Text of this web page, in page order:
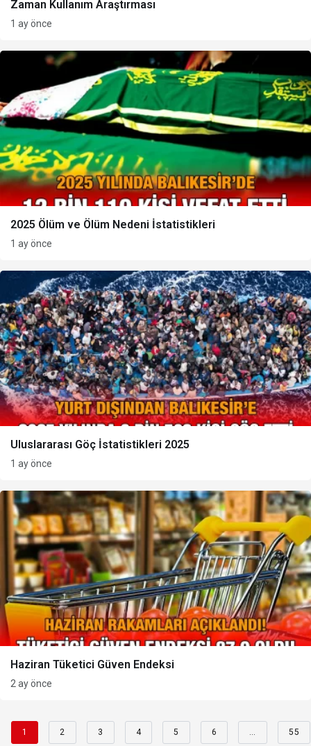
Zaman Kullanım Araştırması
1 ay önce
2025 Ölüm ve Ölüm Nedeni İstatistikleri
1 ay önce
Uluslararası Göç İstatistikleri 2025
1 ay önce
Haziran Tüketici Güven Endeksi
2 ay önce
1 2 3 4 5 6 … 55